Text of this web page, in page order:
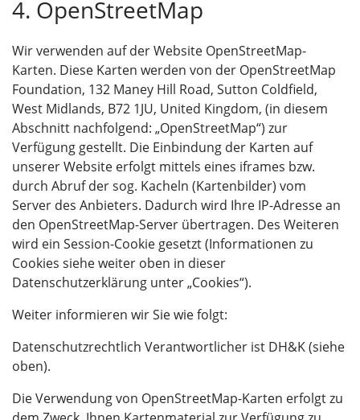
4. OpenStreetMap
Wir verwenden auf der Website OpenStreetMap-
Karten. Diese Karten werden von der OpenStreetMap
Foundation, 132 Maney Hill Road, Sutton Coldfield,
West Midlands, B72 1JU, United Kingdom, (in diesem
Abschnitt nachfolgend: „OpenStreetMap“) zur
Verfügung gestellt. Die Einbindung der Karten auf
unserer Website erfolgt mittels eines iframes bzw.
durch Abruf der sog. Kacheln (Kartenbilder) vom
Server des Anbieters. Dadurch wird Ihre IP-Adresse an
den OpenStreetMap-Server übertragen. Des Weiteren
wird ein Session-Cookie gesetzt (Informationen zu
Cookies siehe weiter oben in dieser
Datenschutzerklärung unter „Cookies“).
Weiter informieren wir Sie wie folgt:
Datenschutzrechtlich Verantwortlicher ist DH&K (siehe
oben).
Die Verwendung von OpenStreetMap-Karten erfolgt zu